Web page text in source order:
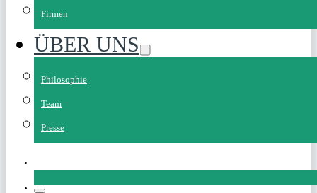
Firmen
ÜBER UNS
Philosophie
Team
Presse